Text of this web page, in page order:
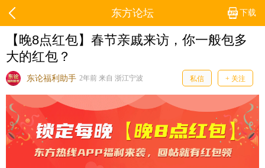
下载
东方论坛
【晚8点红包】春节亲戚来访，你一般包多
大的红包？
东论福利助手 2年前 来自 浙江宁波 私信 + 关注